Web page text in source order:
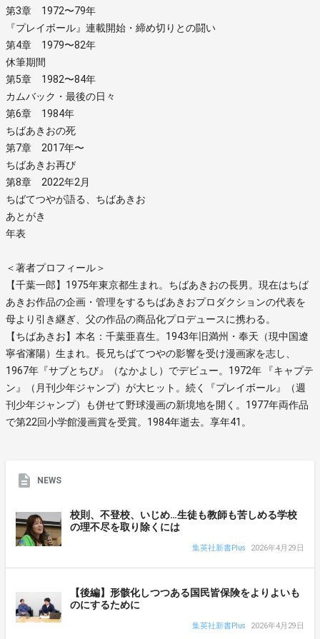
第3章 1972〜79年
『プレイボール』連載開始・締め切りとの闘い
第4章 1979〜82年
休筆期間
第5章 1982〜84年
カムバック・最後の日々
第6章 1984年
ちばあきおの死
第7章 2017年〜
ちばあきお再び
第8章 2022年2月
ちばてつやが語る、ちばあきお
あとがき
年表
＜著者プロフィール＞
【千葉一郎】1975年東京都生まれ。ちばあきおの長男。現在はちば
あきお作品の企画・管理をするちばあきおプロダクションの代表を
母より引き継ぎ、父の作品の商品化プロデュースに携わる。
【ちばあきお】本名：千葉亜喜生。1943年旧満州・奉天（現中国遼
寧省瀋陽）生まれ。長兄ちばてつやの影響を受け漫画家を志し、
1967年『サブとちび』（なかよし）でデビュー。1972年 『キャプテ
ン』（月刊少年ジャンプ）が大ヒット。続く『プレイボール』（週
刊少年ジャンプ）も併せて野球漫画の新境地を開く。1977年両作品
で第22回小学館漫画賞を受賞。1984年逝去。享年41。
NEWS
校則、不登校、いじめ…生徒も教師も苦しめる学校
の理不尽を取り除くには
集英社新書Plus 2026年4月29日
【後編】形骸化しつつある国民皆保険をよりよいも
のにするために
集英社新書Plus 2026年4月29日